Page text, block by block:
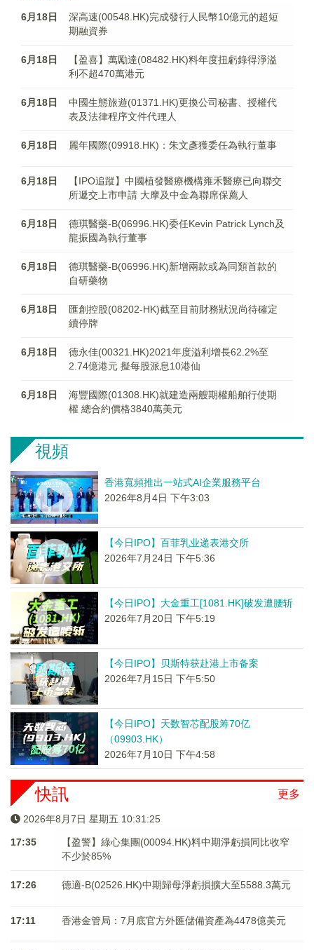
6月18日
深高速(00548.HK)完成發行人民幣10億元的超短
期融資券
6月18日
【盈喜】萬勵達(08482.HK)料年度扭虧錄得淨溢
利不超470萬港元
6月18日
中國生態旅遊(01371.HK)更換公司秘書、授權代
表及法律程序文件代理人
6月18日 麗年國際(09918.HK)：朱文彥獲委任為執行董事
6月18日
【IPO追蹤】中國植發醫療機構雍禾醫療已向聯交
所遞交上市申請 大摩及中金為聯席保薦人
6月18日
德琪醫藥-B(06996.HK)委任Kevin Patrick Lynch及
龍振國為執行董事
6月18日
德琪醫藥-B(06996.HK)新增兩款或為同類首款的
自研藥物
6月18日
匯創控股(08202-HK)截至目前財務狀況尚待確定
續停牌
6月18日
德永佳(00321.HK)2021年度溢利增長62.2%至
2.74億港元 擬每股派息10港仙
6月18日
海豐國際(01308.HK)就建造兩艘期權船舶行使期
權 總合約價格3840萬美元
視頻
香港寬頻推出一站式AI企業服務平台
2026年8月4日 下午3:03
【今日IPO】百菲乳业递表港交所
2026年7月24日 下午5:36
【今日IPO】大金重工[1081.HK]破发遭腰斩
2026年7月20日 下午5:19
【今日IPO】贝斯特获赴港上市备案
2026年7月15日 下午5:50
【今日IPO】天数智芯配股筹70亿
（09903.HK）
2026年7月10日 下午4:58
更多
快訊
2026年8月7日 星期五 10:31:25
17:35
【盈警】綠心集團(00094.HK)料中期淨虧損同比收窄
不少於85%
17:26 德適-B(02526.HK)中期歸母淨虧損擴大至5588.3萬元
17:11 香港金管局：7月底官方外匯儲備資產為4478億美元